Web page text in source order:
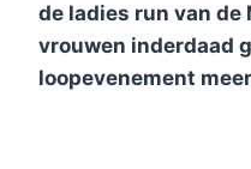
de ladies run van de
vrouwen inderdaad
loopevenement